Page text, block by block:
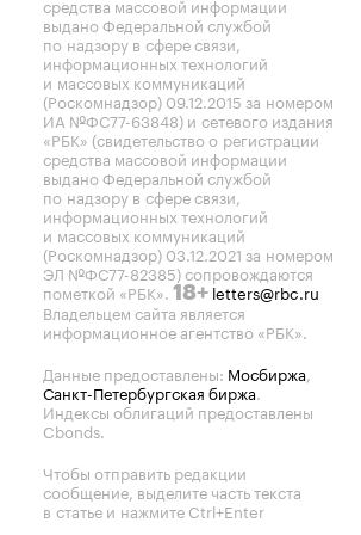
средства массовой информации
выдано Федеральной службой
по надзору в сфере связи,
информационных технологий
и массовых коммуникаций
(Роскомнадзор) 09.12.2015 за номером
ИА №ФС77-63848) и сетевого издания
«РБК» (свидетельство о регистрации
средства массовой информации
выдано Федеральной службой
по надзору в сфере связи,
информационных технологий
и массовых коммуникаций
(Роскомнадзор) 03.12.2021 за номером
ЭЛ №ФС77-82385) сопровождаются
пометкой «РБК». 18+ letters@rbc.ru
Владельцем сайта является
информационное агентство «РБК».
Данные предоставлены: Мосбиржа,
Санкт-Петербургская биржа.
Индексы облигаций предоставлены
Cbonds.
Чтобы отправить редакции
сообщение, выделите часть текста
в статье и нажмите Ctrl+Enter